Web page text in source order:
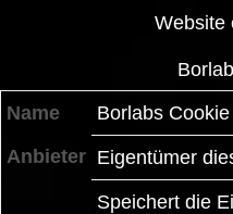
Website
Name
Borlabs Cookie
Anbieter Eigentümer
Speichert die